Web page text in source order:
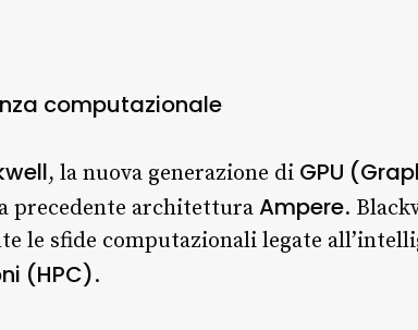
computazionale
, la nuova generazione di GPU
precedente architettura Ampere.
le sfide computazionali legate
(HPC).